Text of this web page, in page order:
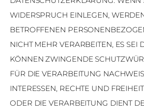
WIDERSPRUCH EINLEGEN,
BETROFFENEN
NICHT MEHR VERARBEITEN, ES SEI
KÖNNEN ZWINGENDE
FÜR DIE VERARBEITUNG
INTERESSEN, RECHTE UND
ODER DIE VERARBEITUNG DIENT